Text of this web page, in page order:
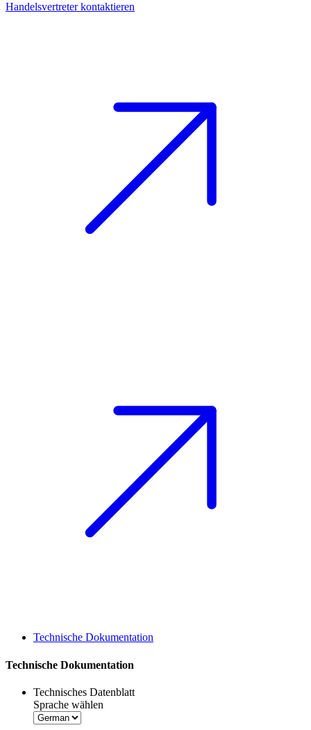
Handelsvertreter kontaktieren
Technische Dokumentation
Technische Dokumentation
Technisches Datenblatt
Sprache wählen